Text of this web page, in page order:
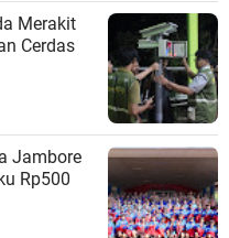
Merakit
Cerdas
Jambore
Rp500